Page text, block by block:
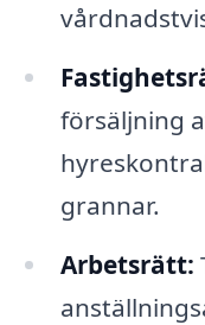
försäljning
grannar.
Arbetsrätt: